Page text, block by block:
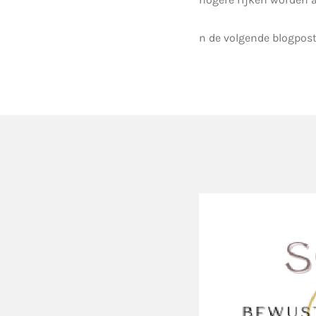
n de volgende